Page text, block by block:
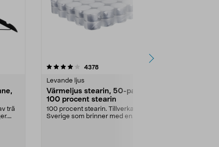
trä
4378recensioner
Levande ljus
Värmeljus stearin, 50-pack,
100 procent stearin
100 procent stearin. Tillverkade i
Sverige som brinner med en
4.5av 5 stjärnor